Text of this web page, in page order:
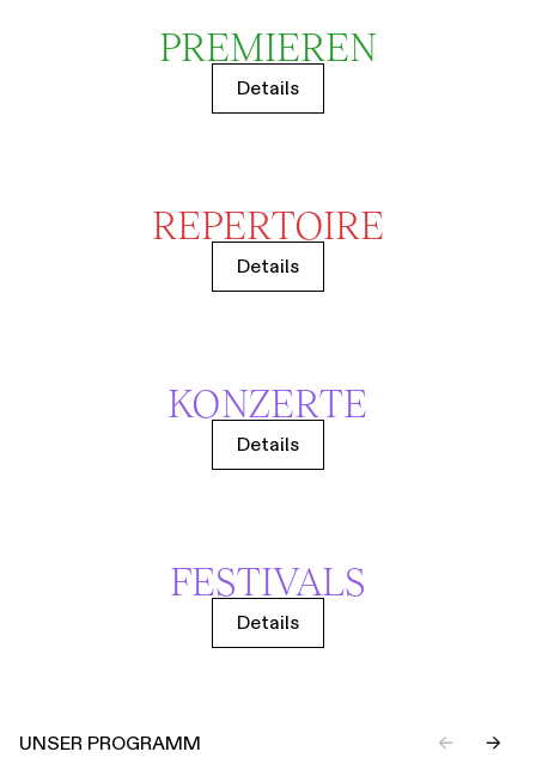
PREMIEREN
Details
REPERTOIRE
Details
KONZERTE
Details
FESTIVALS
Details
UNSER PROGRAMM ← →